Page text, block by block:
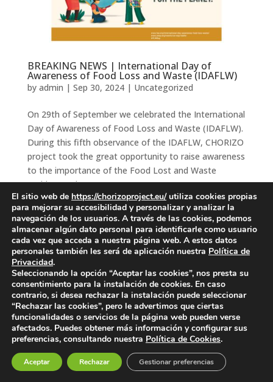
BREAKING NEWS | International Day of
Awareness of Food Loss and Waste (IDAFLW)
by admin | Sep 30, 2024| Uncategorized
On 29th of September we celebrated the International
Day of Awareness of Food Loss and Waste (IDAFLW).
During this fifth observance of the IDAFLW, CHORIZO
project took the great opportunity to raise awareness
to the importance of the Food Lost and Waste
problem and...
Read More
Privacy Notice|Legal Notice| Cookies Policy
El sitio web de https://chorizoproject.eu/utiliza cookies propias
para mejorar su accesibilidad y personalizar y analizar la
navegación de los usuarios. A través de las cookies, podemos
almacenar algún dato personal para identificarle como usuario
cada vez que acceda a nuestra página web. A estos datos
personales también les será de aplicación nuestra Política de
Privacidad.
Seleccionando la opción “Aceptar las cookies”, nos presta su
consentimiento para la instalación de cookies. En caso
contrario, si desea rechazar la instalación puede seleccionar
“Rechazar las cookies”, pero le advertimos que ciertas
funcionalidades o servicios de la página web pueden verse
afectados. Puedes obtener más información y configurar sus
preferencias, consultando nuestra Política de Cookies.
Aceptar Rechazar Gestionar preferencias